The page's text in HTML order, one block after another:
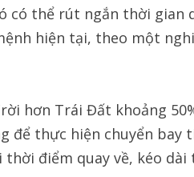
có thể rút ngắn thời gian
hiện tại, theo một
hơn Trái Đất khoảng
để thực hiện chuyển bay
điểm quay về, kéo dài